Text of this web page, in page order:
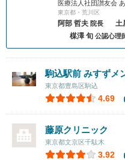
医療法人社団讃友会
東京都・荒川区
阿部 哲夫 院長 土
楳澤 旬 公認心理
駒込駅前 みすずメ
東京都豊島区駒込
4.69
藤原クリニック
東京都文京区千駄木
3.92